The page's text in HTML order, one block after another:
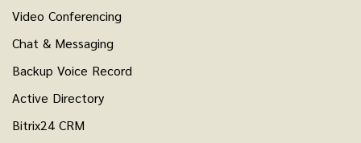
Video Conferencing
Chat & Messaging
Backup Voice Record
Active Directory
Bitrix24 CRM